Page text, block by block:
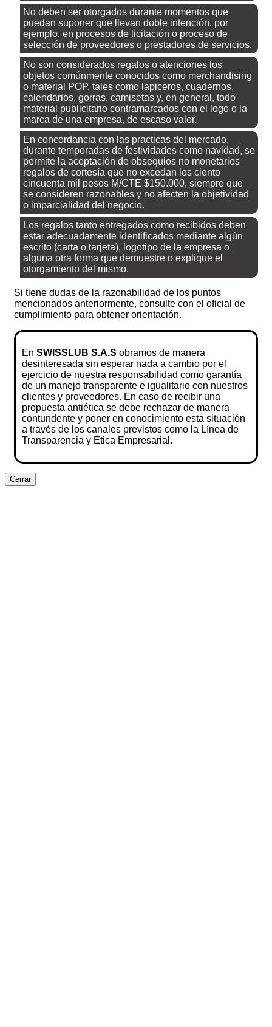
No deben ser otorgados durante momentos que
puedan suponer que llevan doble intención, por
ejemplo, en procesos de licitación o proceso de
selección de proveedores o prestadores de servicios.
No son considerados regalos o atenciones los
objetos comúnmente conocidos como merchandising
o material POP, tales como lapiceros, cuadernos,
calendarios, gorras, camisetas y, en general, todo
material publicitario contramarcados con el logo o la
marca de una empresa, de escaso valor.
En concordancia con las practicas del mercado,
durante temporadas de festividades como navidad, se
permite la aceptación de obsequios no monetarios
regalos de cortesía que no excedan los ciento
cincuenta mil pesos M/CTE $150.000, siempre que
se consideren razonables y no afecten la objetividad
o imparcialidad del negocio.
Los regalos tanto entregados como recibidos deben
estar adecuadamente identificados mediante algún
escrito (carta o tarjeta), logotipo de la empresa o
alguna otra forma que demuestre o explique el
otorgamiento del mismo.
Si tiene dudas de la razonabilidad de los puntos
mencionados anteriormente, consulte con el oficial de
cumplimiento para obtener orientación.
En SWISSLUB S.A.S obramos de manera
desinteresada sin esperar nada a cambio por el
ejercicio de nuestra responsabilidad como garantía
de un manejo transparente e igualitario con nuestros
clientes y proveedores. En caso de recibir una
propuesta antiética se debe rechazar de manera
contundente y poner en conocimiento esta situación
a través de los canales previstos como la Línea de
Transparencia y Ética Empresarial.
Cerrar